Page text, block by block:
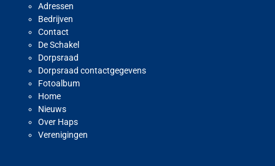
Adressen
Bedrijven
Contact
De Schakel
Dorpsraad
Dorpsraad contactgegevens
Fotoalbum
Home
Nieuws
Over Haps
Verenigingen